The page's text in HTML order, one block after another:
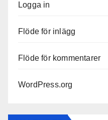
Logga in
Flöde för inlägg
Flöde för kommentarer
WordPress.org